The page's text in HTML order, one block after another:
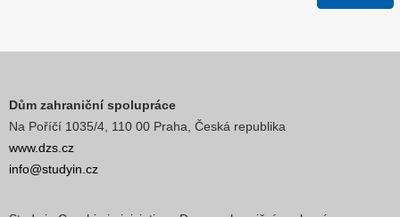
Dům zahraniční spolupráce
Na Poříčí 1035/4, 110 00 Praha, Česká republika
www.dzs.cz
info@studyin.cz